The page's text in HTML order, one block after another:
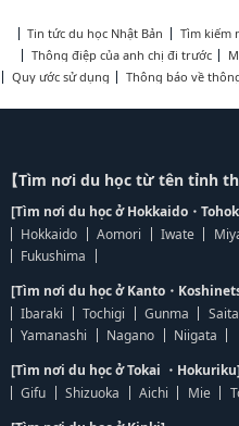
Tin tức du học Nhật Bản Tìm kiếm
Thông điệp của anh chị đi trước
Quy ước sử dụng
Thông báo về
【Tìm nơi du học từ tên tỉnh
[Tìm nơi du học ở Hokkaido・
Hokkaido
Aomori Iwate
Fukushima
[Tìm nơi du học ở Kanto・
Ibaraki
Tochigi Gunma
Yamanashi
Nagano
Niigata
[Tìm nơi du học ở Tokai ・
Gifu
Shizuoka Aichi Mie